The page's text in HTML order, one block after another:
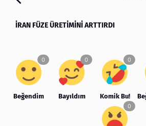
İRAN FÜZE ÜRETİMİNİ ARTTIRDI
Beğendim Bayıldım Komik Bu!